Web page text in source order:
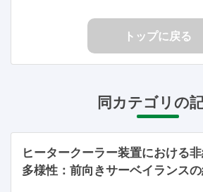
トップに戻る
同カテゴリの
ヒータークーラー装置における
多様性：前向きサーベイランス